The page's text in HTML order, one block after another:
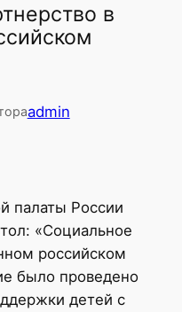
в
admin
палаты России
«Социальное
российском
было проведено
детей с